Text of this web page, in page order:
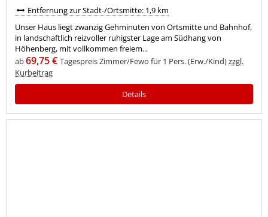
Entfernung zur Stadt-/Ortsmitte: 1,9 km
Unser Haus liegt zwanzig Gehminuten von Ortsmitte und Bahnhof,
in landschaftlich reizvoller ruhigster Lage am Südhang von
Höhenberg, mit vollkommen freiem...
ab69,75 € Tagespreis Zimmer/Fewo für 1 Pers. (Erw./Kind)zzgl.
Kurbeitrag
Details